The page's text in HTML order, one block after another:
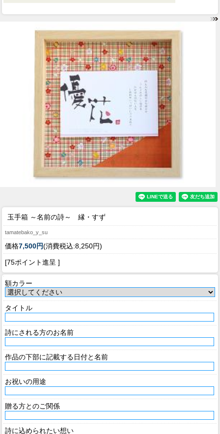
玉手箱 ～名前の詩～ 縁・すず
tamatebako_y_su
価格7,500円(消費税込:8,250円)
[75ポイント進呈 ]
額カラー
タイトル
詩にされる方のお名前
作品の下部に記載する日付と名前
お祝いの用途
贈る方とのご関係
詩に込められたい想い